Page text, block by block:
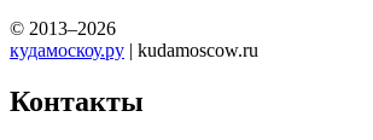
© 2013–2026
кудамоскоу.ру | kudamoscow.ru
Контакты